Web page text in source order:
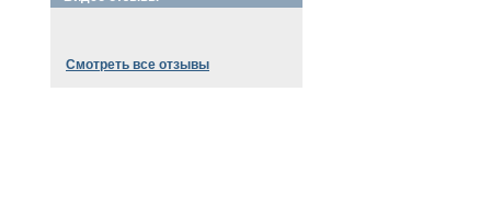
Смотреть все отзывы